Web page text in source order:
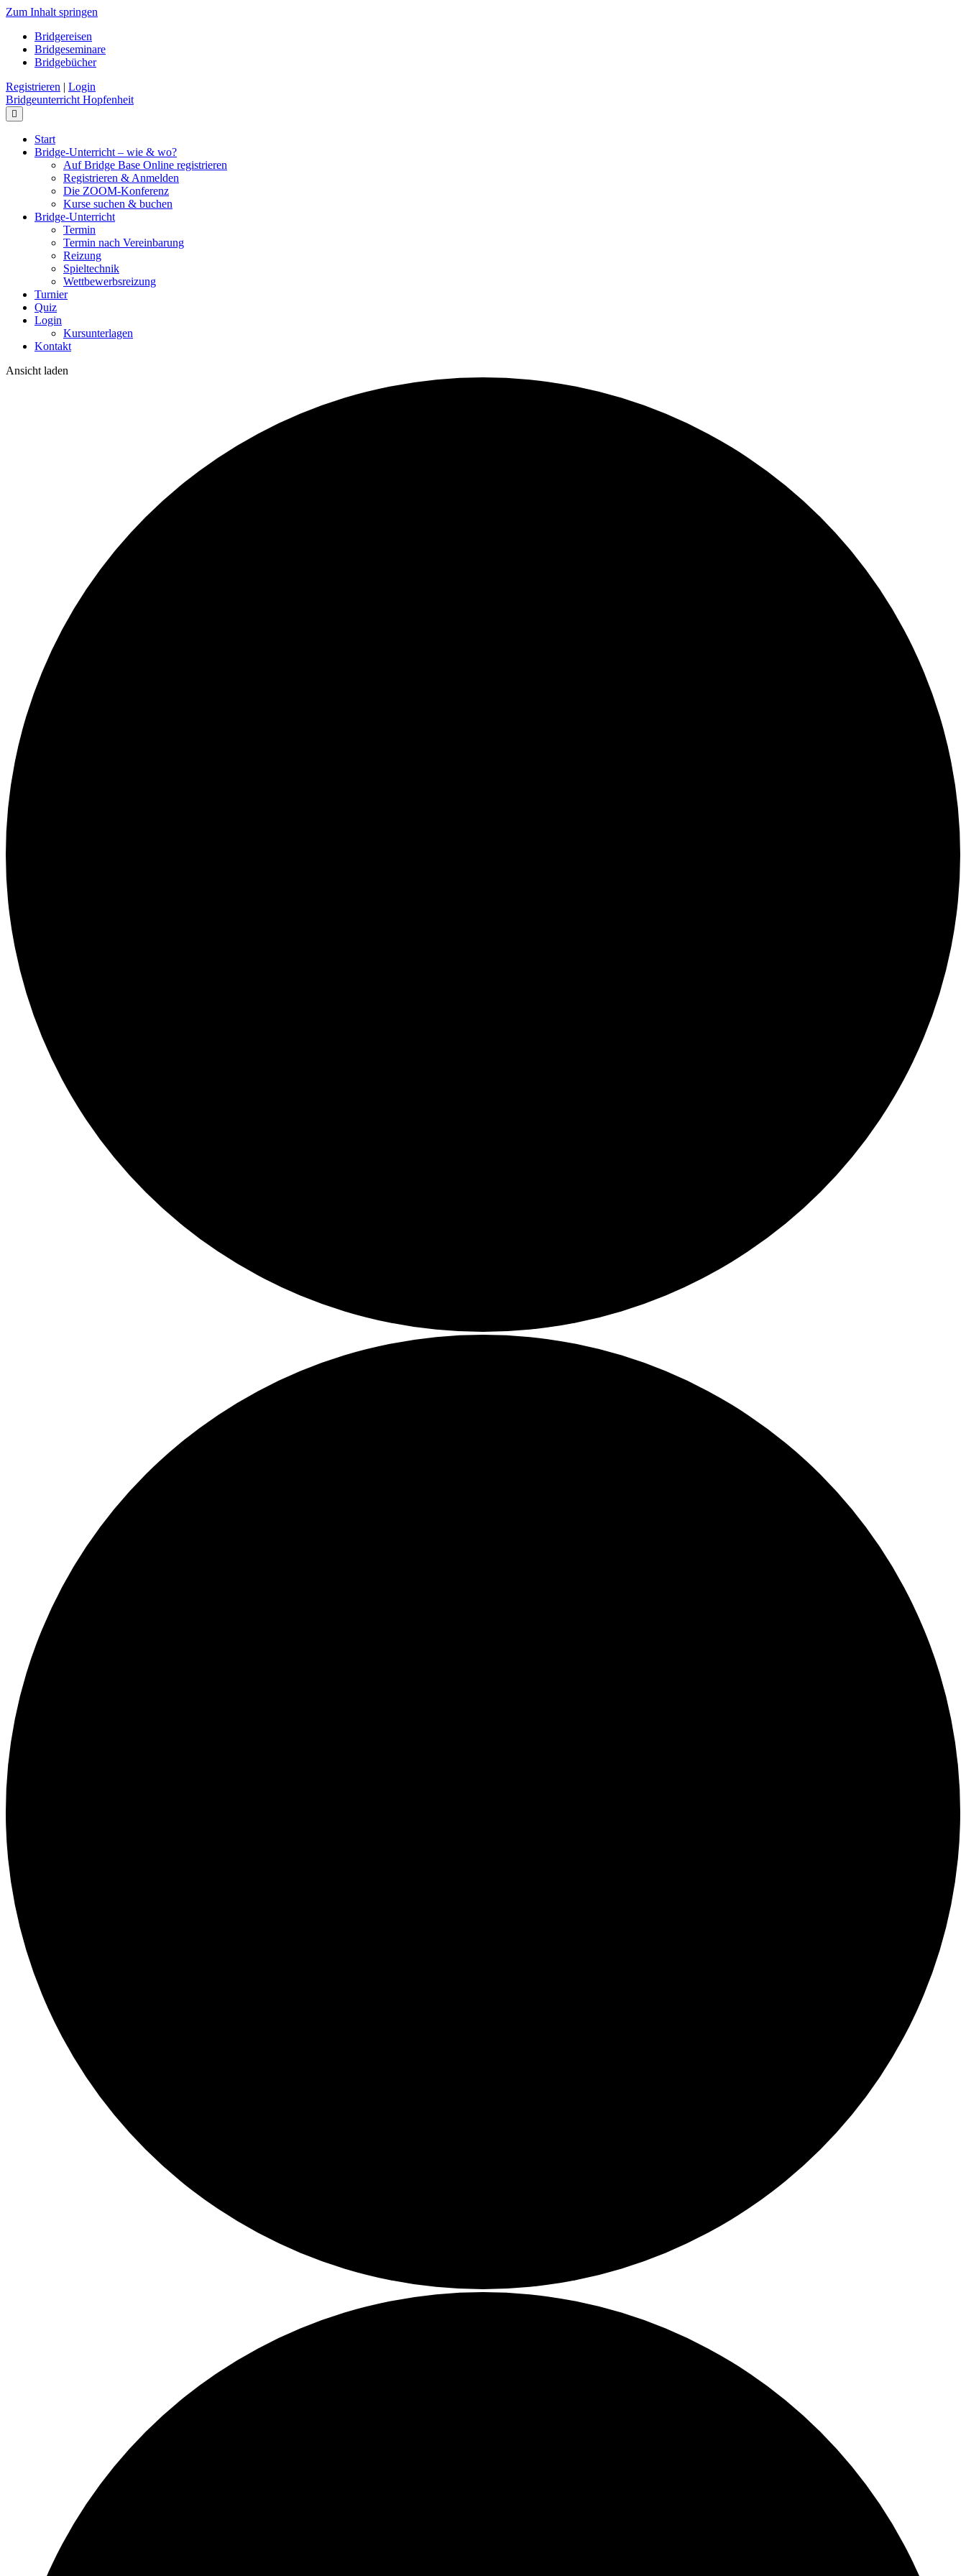
Zum Inhalt springen
Bridgereisen
Bridgeseminare
Bridgebücher
Registrieren | Login
Bridgeunterricht Hopfenheit
Start
Bridge-Unterricht – wie & wo?
Auf Bridge Base Online registrieren
Registrieren & Anmelden
Die ZOOM-Konferenz
Kurse suchen & buchen
Bridge-Unterricht
Termin
Termin nach Vereinbarung
Reizung
Spieltechnik
Wettbewerbsreizung
Turnier
Quiz
Login
Kursunterlagen
Kontakt
Ansicht laden